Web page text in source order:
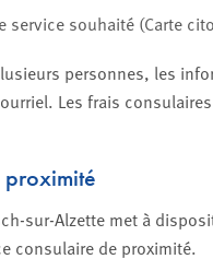
service souhaité (Carte
personnes, les
Les frais
proximité
sur-Alzette met à
consulaire de proximité.